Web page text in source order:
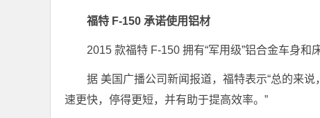
福特 F-150 承诺使用铝材
2015 款福特 F-150 拥有“军用级”铝合金车身和
据 美国广播公司新闻报道，福特表示“总的来
速更快，停得更短，并有助于提高效率。”